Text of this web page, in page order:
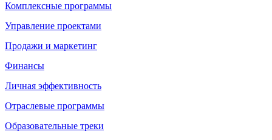
Комплексные программы
Управление проектами
Продажи и маркетинг
Финансы
Личная эффективность
Отраслевые программы
Образовательные треки